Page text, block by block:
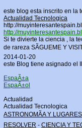
este blog esta inscrito en la
Actualidad Tecnologica
http://
http://
Si te divierte la ciencia , la
de rareza SÃGUEME Y
2014-01-20
este Blog tiene asignado el
EspaÃ±a
EspaÃ±ol
Actualidad
Actualidad Tecnologica
ASTRONOMÃA Y
RESOLVER - CIENCIA Y